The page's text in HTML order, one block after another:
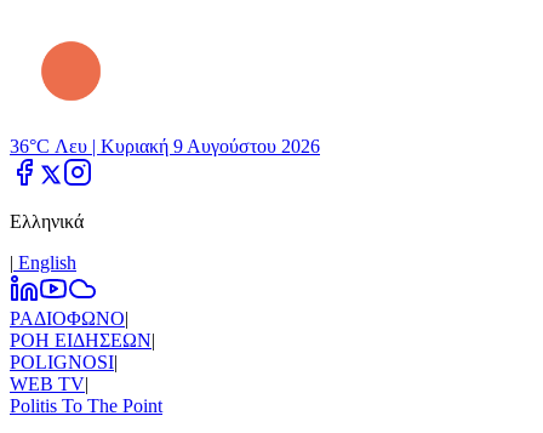
36°C Λευ | Κυριακή 9 Αυγούστου 2026
Ελληνικά
| Εnglish
ΡΑΔΙΟΦΩΝΟ|
ΡΟΗ ΕΙΔΗΣΕΩΝ|
POLIGNOSI|
WEB TV|
Politis To The Point